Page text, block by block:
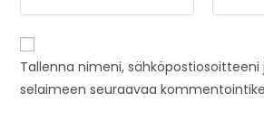
Tallenna nimeni,
selaimeen seuraavaa